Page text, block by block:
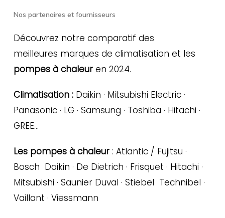
Nos partenaires et fournisseurs
Découvrez notre comparatif des
meilleures marques de climatisation et les
pompes à chaleur en 2024.
Climatisation :Daikin · Mitsubishi Electric ·
Panasonic · LG · Samsung · Toshiba · Hitachi ·
GREE…
Les pompes à chaleur: Atlantic / Fujitsu ·
Bosch Daikin · De Dietrich · Frisquet · Hitachi ·
Mitsubishi · Saunier Duval · Stiebel Technibel ·
Vaillant · Viessmann